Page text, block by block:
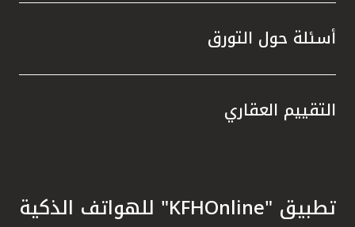
أسئلة حول التورق
التقييم العقاري
تطبيق "KFHOnline" للهواتف الذكية